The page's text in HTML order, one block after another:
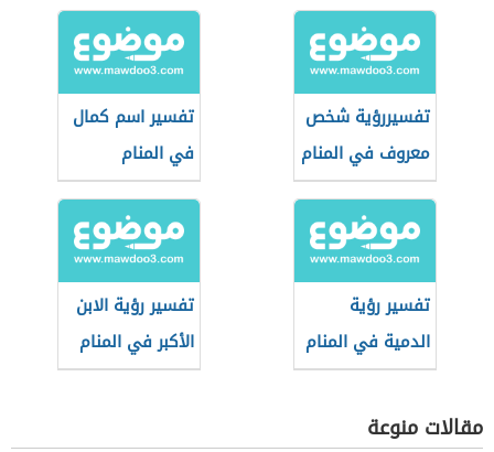
تفسيررؤية شخص
معروف في المنام
تفسير اسم كمال
في المنام
تفسير رؤية
الدمية في المنام
تفسير رؤية الابن
الأكبر في المنام
مقالات منوعة